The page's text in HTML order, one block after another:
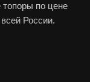
топоры по цене
России.